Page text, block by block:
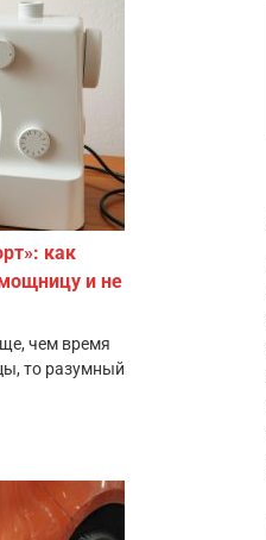
как
и не
чем время
то разумный